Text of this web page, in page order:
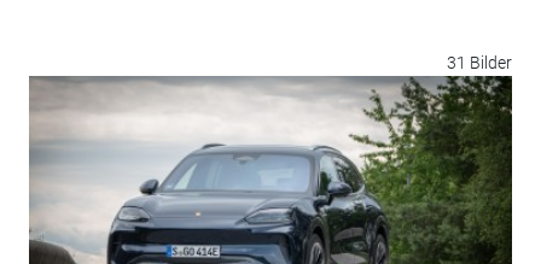
31 Bilder